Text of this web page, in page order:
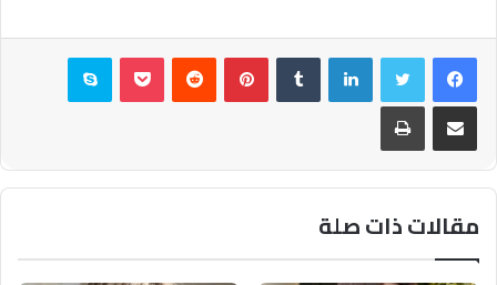
فيسبوكتويتر لينكدإن بينتيريست بوكيت سكايب
مشاركة عبر البريد طباعة
مقالات ذات صلة